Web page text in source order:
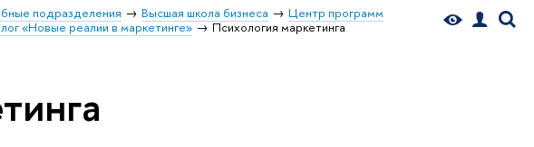
подразделения Высшая школа бизнеса
Центр программ
«Новые реалии в маркетинге» Психология маркетинга